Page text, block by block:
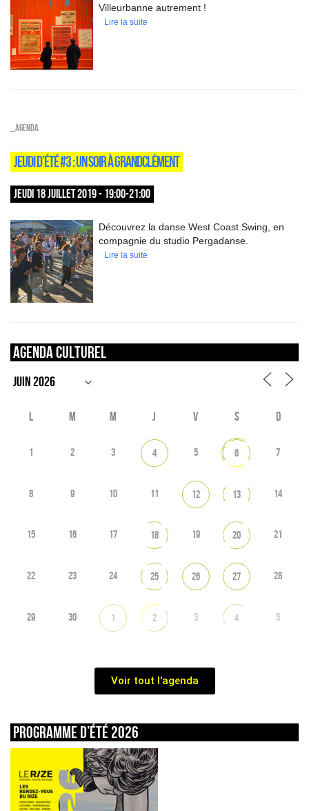
Villeurbanne autrement !
Lire la suite
_Agenda
JEUDI D’ÉTÉ #3 : UN SOIR À GRANDCLÉMENT
JEUDI 18 JUILLET 2019 - 19:00-21:00
Découvrez la danse West Coast Swing, en
compagnie du studio Pergadanse.
Lire la suite
Agenda culturel
L M M J V S D
1 2 3 4 5 6 7
8 9 10 11 12 13 14
15 16 17 18 19 20 21
22 23 24 25 26 27 28
29 30 1 2 3 4 5
Voir tout l'agenda
Programme d’été 2026